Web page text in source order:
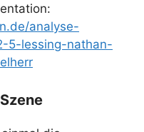
analyse-
5-lessing-nathan-